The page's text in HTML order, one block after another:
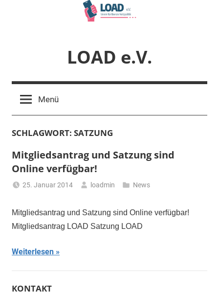
LOAD e.V.
liberale
Menü
SCHLAGWORT: SATZUNG
Mitgliedsantrag und Satzung sind
Online verfügbar!
25. Januar 2014 loadmin News
Mitgliedsantrag und Satzung sind Online verfügbar!
Mitgliedsantrag LOAD Satzung LOAD
Weiterlesen
KONTAKT